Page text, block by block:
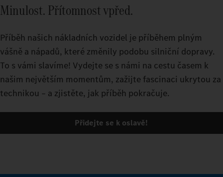
Minulost. Přítomnost vpřed.
Příběh našich nákladních vozidel je příběhem plným
vášně a nápadů, které změnily podobu silniční dopravy.
To s vámi slavíme! Vydejte se s námi na cestu časem k
našim největším momentům, zažijte fascinaci ukrytou za
technikou – a zjistěte, jak příběh pokračuje.
Přidejte se k oslavě!